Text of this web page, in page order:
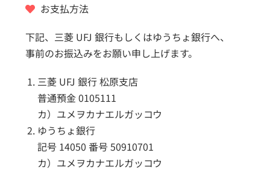
お支払方法
下記、三菱 UFJ 銀行もしくはゆうちょ銀行へ、
事前のお振込みをお願い申し上げます。
三菱 UFJ 銀行 松原支店
普通預金 0105111
カ）ユメヲカナエルガッコウ
ゆうちょ銀行
記号 14050 番号 50910701
カ）ユメヲカナエルガッコウ